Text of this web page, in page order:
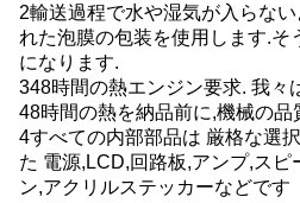
2輸送過程で水や湿気が入らな
れた泡膜の包装を使用します.そ
になります.
348時間の熱エンジン要求. 我々
48時間の熱を納品前に,機械の品
4すべての内部部品は 厳格な選
た 電源,LCD,回路板,アンプ,スピ
ン,アクリルステッカーなどです